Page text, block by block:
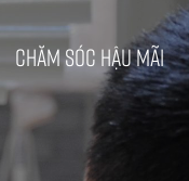
Chăm sóc hậu mãi